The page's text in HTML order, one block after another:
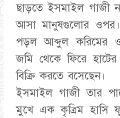
ছাড়তে ইসমাইল গাজী
আসা মানুষগুলোর
পড়ল আব্দুল করিমের
জমি থেকে ফিরে
বিক্রি করতে বসেছেন।
​ইসমাইল গাজী তার
মুখে এক কৃত্রিম হাসি